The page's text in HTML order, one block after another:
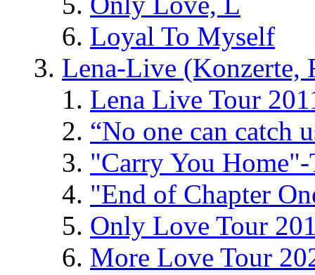
Loyal To Myself
Lena-Live (Konzerte,
Lena Live Tour
“No one can catch
"Carry You
"End of Chapter
Only Love Tour
More Love Tour